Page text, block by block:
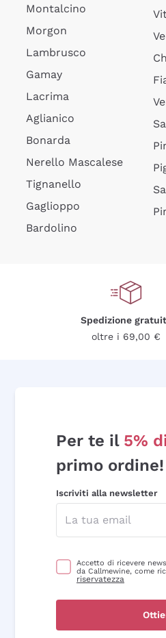
Montalcino
Morgon
Lambrusco
Gamay
Lacrima
Aglianico
Bonarda
Nerello Mascalese
Tignanello
Gaglioppo
Bardolino
Spedizione
oltre i 69,00 €
Per te il 5%
primo ordine!
Iscriviti alla newsletter
Accetto di ricevere
da Callmewine, come
riservatezza